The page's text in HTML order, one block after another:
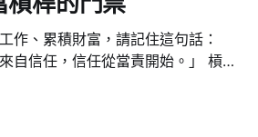
作、累積財富，請記住這句話：
信任，信任從當責開始。」 槓桿
你說到做到、主動解決問題、勇於